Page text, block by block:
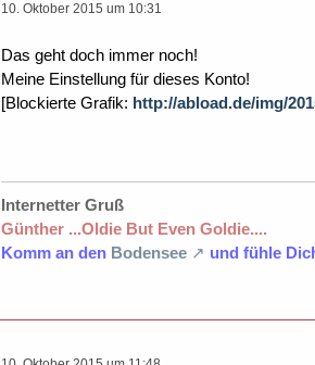
10. Oktober 2015 um 10:31
Das geht doch immer noch!
Meine Einstellung für dieses Konto!
[Blockierte Grafik: http://abload.de/img/
Internetter Gruß
Günther ...Oldie But Even Goldie....
Komm an den Bodensee und fühle